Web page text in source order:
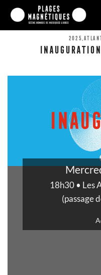
Passer
contenu
2025
18h30 • Les
(passage